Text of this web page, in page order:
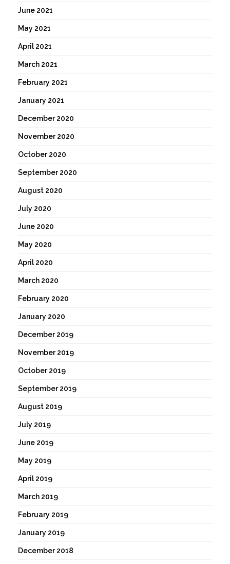
June 2021
May 2021
April 2021
March 2021
February 2021
January 2021
December 2020
November 2020
October 2020
September 2020
August 2020
July 2020
June 2020
May 2020
April 2020
March 2020
February 2020
January 2020
December 2019
November 2019
October 2019
September 2019
August 2019
July 2019
June 2019
May 2019
April 2019
March 2019
February 2019
January 2019
December 2018